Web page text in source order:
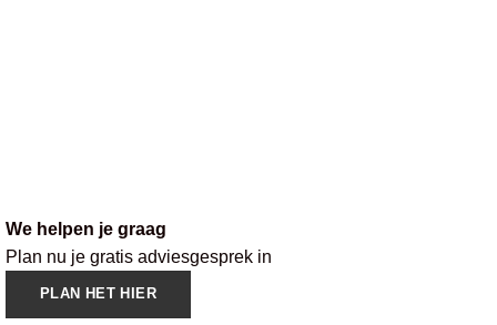
We helpen je graag
Plan nu je gratis adviesgesprek in
PLAN HET HIER